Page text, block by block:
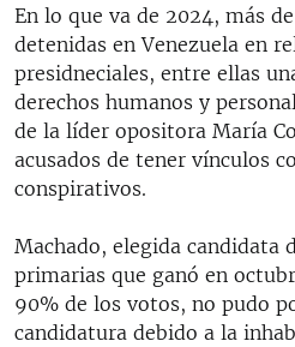
En lo que va de 2024, más
detenidas en Venezuela en
presidneciales, entre ellas
derechos humanos y
de la líder opositora María
acusados de tener vínculos
conspirativos.
Machado, elegida candidata
primarias que ganó en
90% de los votos, no pudo
candidatura debido a la